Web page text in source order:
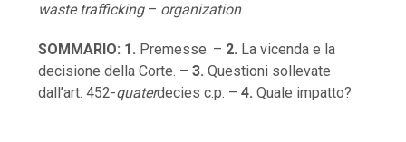
waste trafficking– organization
SOMMARIO: 1. Premesse. – 2. La vicenda e la
decisione della Corte. –3. Questioni sollevate
dall’art. 452-quaterdecies c.p. –4. Quale impatto?